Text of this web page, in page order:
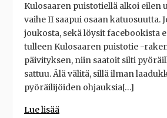
Kulosaaren puistotiellä alkoi eilen
vaihe II saapui osaan katuosuutta.
joukosta, sekä löysit facebookista
tulleen Kulosaaren puistotie -
päivityksen, niin saatoit silti
sattuu. Älä välitä, sillä ilman
pyöräilijöiden ohjauksia[…]
Lue lisää